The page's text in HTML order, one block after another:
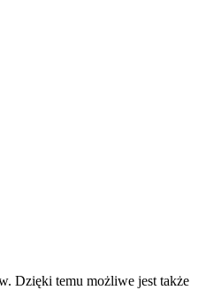
Dzięki temu możliwe jest także